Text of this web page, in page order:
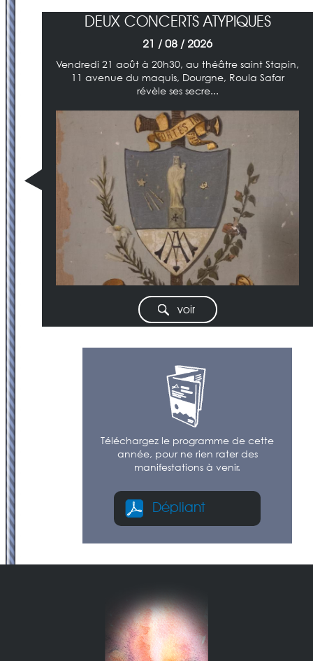
DEUX CONCERTS ATYPIQUES
21 / 08 / 2026
Vendredi 21 août à 20h30, au théâtre saint Stapin,
11 avenue du maquis, Dourgne, Roula Safar
révèle ses secre...
voir
Téléchargez le programme de cette
année, pour ne rien rater des
manifestations à venir.
Dépliant